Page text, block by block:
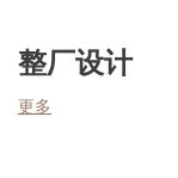
整厂设计
更多